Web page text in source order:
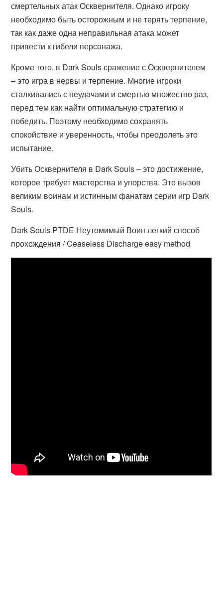
смертельных атак Осквернителя. Однако игроку
необходимо быть осторожным и не терять терпение,
так как даже одна неправильная атака может
привести к гибели персонажа.
Кроме того, в Dark Souls сражение с Осквернителем
– это игра в нервы и терпение. Многие игроки
сталкивались с неудачами и смертью множество раз,
перед тем как найти оптимальную стратегию и
победить. Поэтому необходимо сохранять
спокойствие и уверенность, чтобы преодолеть это
испытание.
Убить Осквернителя в Dark Souls – это достижение,
которое требует мастерства и упорства. Это вызов
великим воинам и истинным фанатам серии игр Dark
Souls.
Dark Souls PTDE Неутомимый Воин легкий способ
прохождения / Ceaseless Discharge easy method